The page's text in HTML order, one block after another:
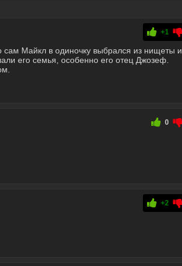
+1
сам Майкл в одиночку выбрался из нищеты и
его семья, особенно его отец Джозеф.
0
+2